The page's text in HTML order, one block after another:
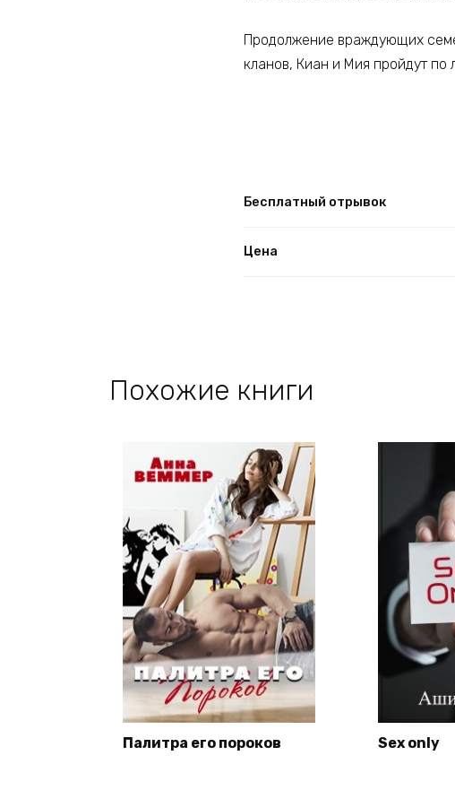
Продолжение враждующих
кланов, Киан и Мия пройдут по
Бесплатный отрывок
Цена
Похожие книги
Палитра его пороков Sex only